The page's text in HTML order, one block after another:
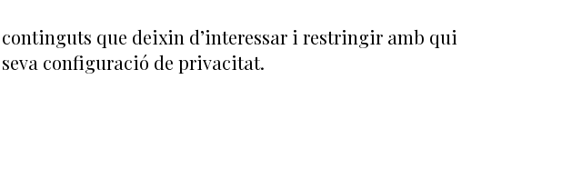
que deixin d’interessar i restringir amb qui
seva configuració de privacitat.